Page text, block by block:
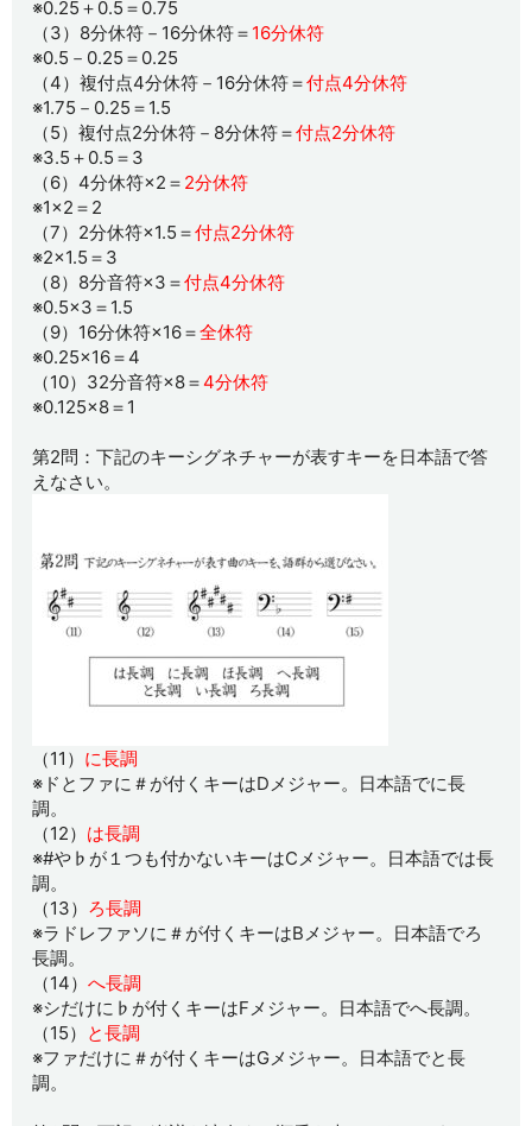
※0.25＋0.5＝0.75
（3）8分休符－16分休符＝ 16分休符
※0.5－0.25＝0.25
（4）複付点4分休符－16分休符＝付点4分休符
※1.75－0.25＝1.5
（5）複付点2分休符－8分休符＝付点2分休符
※3.5＋0.5＝3
（6）4分休符×2＝ 2分休符
※1×2＝2
（7）2分休符×1.5＝付点2分休符
※2×1.5＝3
（8）8分音符×3＝付点4分休符
※0.5×3＝1.5
（9）16分休符×16＝全休符
※0.25×16＝4
（10）32分音符×8＝4分休符
※0.125×8＝1
第2問：下記のキーシグネチャーが表すキーを日本語で答
えなさい。
（11） に長調
※ドとファに＃が付くキーはDメジャー。日本語でに長
調。
（12） は長調
※#や♭が１つも付かないキーはCメジャー。日本語では長
調。
（13） ろ長調
※ラドレファソに＃が付くキーはBメジャー。日本語でろ
長調。
（14）へ長調
※シだけに♭が付くキーはFメジャー。日本語でへ長調。
（15） と長調
※ファだけに＃が付くキーはGメジャー。日本語でと長
調。